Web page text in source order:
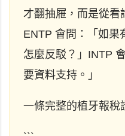
才翻抽屜，而是從看
ENTP 會問：「如果
怎麼反駁？」INTP
要資料支持。」
一條完整的植牙報稅